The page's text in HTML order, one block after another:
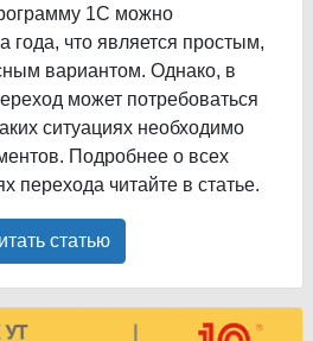
1С можно
года, что является простым,
вариантом. Однако, в
может потребоваться
ситуациях необходимо
Подробнее о всех
перехода читайте в статье.
статью